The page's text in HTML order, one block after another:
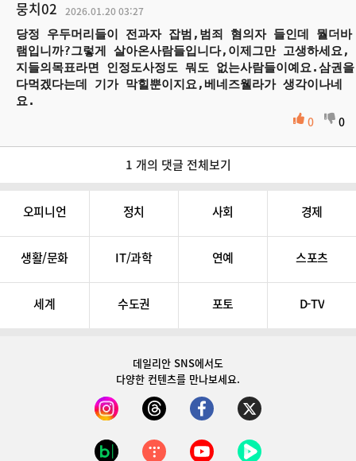
뭉치02 2026.01.2003:27
당정 우두머리들이 전과자 잡범,범죄 혐의자 들인데 뭘더바
램입니까?그렇게 살아온사람들입니다,이제그만 고생하세요,
지들의목표라면 인정도사정도 뭐도 없는사람들이예요.삼권을
다먹겠다는데 기가 막힐뿐이지요,베네즈웰라가 생각이나네
요.
0 0
1 개의 댓글 전체보기
오피니언 정치 사회 경제
생활/문화 IT/과학 연예 스포츠
세계 수도권 포토 D-TV
데일리안 SNS에서도
다양한 컨텐츠를 만나보세요.